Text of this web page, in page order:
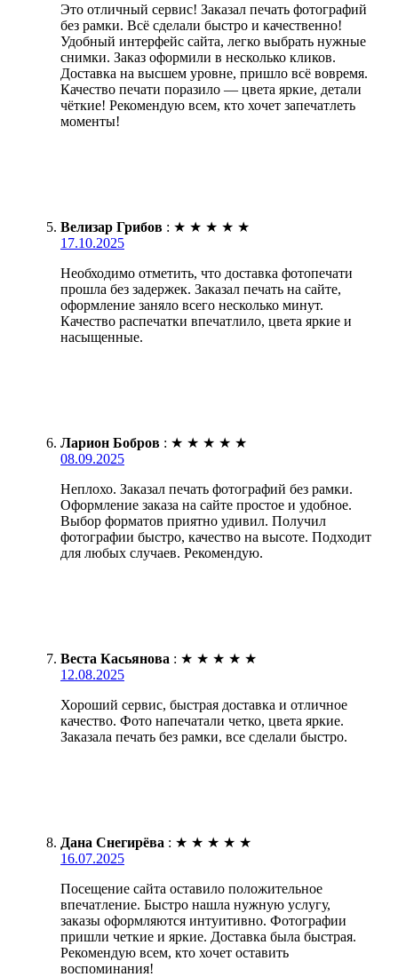
Это отличный сервис! Заказал печать фотографий
без рамки. Всё сделали быстро и качественно!
Удобный интерфейс сайта, легко выбрать нужные
снимки. Заказ оформили в несколько кликов.
Доставка на высшем уровне, пришло всё вовремя.
Качество печати поразило — цвета яркие, детали
чёткие! Рекомендую всем, кто хочет запечатлеть
моменты!
Велизар Грибов : ★ ★ ★ ★ ★
17.10.2025
Необходимо отметить, что доставка фотопечати
прошла без задержек. Заказал печать на сайте,
оформление заняло всего несколько минут.
Качество распечатки впечатлило, цвета яркие и
насыщенные.
Ларион Бобров : ★ ★ ★ ★ ★
08.09.2025
Неплохо. Заказал печать фотографий без рамки.
Оформление заказа на сайте простое и удобное.
Выбор форматов приятно удивил. Получил
фотографии быстро, качество на высоте. Подходит
для любых случаев. Рекомендую.
Веста Касьянова : ★ ★ ★ ★ ★
12.08.2025
Хороший сервис, быстрая доставка и отличное
качество. Фото напечатали четко, цвета яркие.
Заказала печать без рамки, все сделали быстро.
Дана Снегирёва : ★ ★ ★ ★ ★
16.07.2025
Посещение сайта оставило положительное
впечатление. Быстро нашла нужную услугу,
заказы оформляются интуитивно. Фотографии
пришли четкие и яркие. Доставка была быстрая.
Рекомендую всем, кто хочет оставить
воспоминания!